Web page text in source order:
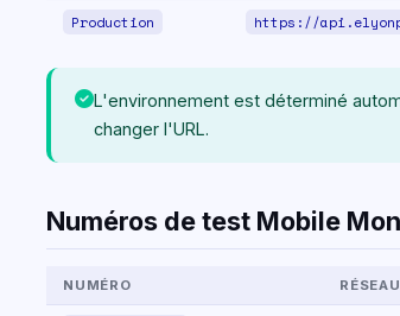
Production https://
L'environnement est déterminé
changer l'URL.
Numéros de test Mobile
NUMÉRO RÉSEAU